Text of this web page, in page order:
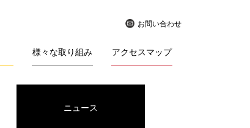
お問い合わせ
様々な取り組み アクセスマップ
ニュース